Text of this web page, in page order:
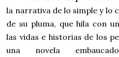
la narrativa de lo simple y lo
de su pluma, que hila con
las vidas e historias de los
una novela